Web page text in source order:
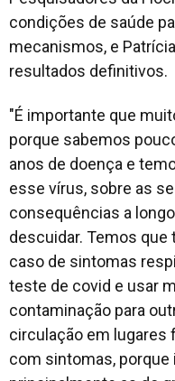
condições de saúde
mecanismos, e
resultados definitivos.
"É importante que
porque sabemos
anos de doença e
esse vírus, sobre as
consequências a
descuidar. Temos que
caso de sintomas
teste de covid e usar
contaminação para
circulação em lugares
com sintomas,